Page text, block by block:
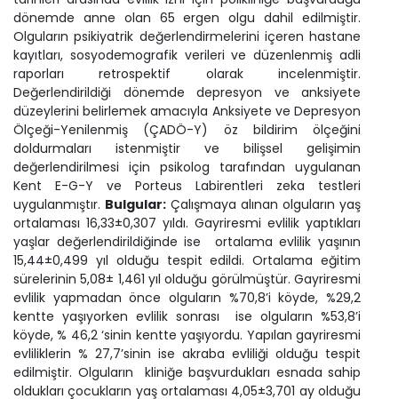
dönemde anne olan 65 ergen olgu dahil edilmiştir.
Olguların psikiyatrik değerlendirmelerini içeren hastane
kayıtları, sosyodemografik verileri ve düzenlenmiş adli
raporları retrospektif olarak incelenmiştir.
Değerlendirildiği dönemde depresyon ve anksiyete
düzeylerini belirlemek amacıyla Anksiyete ve Depresyon
Ölçeği-Yenilenmiş (ÇADÖ-Y) öz bildirim ölçeğini
doldurmaları istenmiştir ve bilişsel gelişimin
değerlendirilmesi için psikolog tarafından uygulanan
Kent E-G-Y ve Porteus Labirentleri zeka testleri
uygulanmıştır. Bulgular: Çalışmaya alınan olguların yaş
ortalaması 16,33±0,307 yıldı. Gayriresmi evlilik yaptıkları
yaşlar değerlendirildiğinde ise ortalama evlilik yaşının
15,44±0,499 yıl olduğu tespit edildi. Ortalama eğitim
sürelerinin 5,08± 1,461 yıl olduğu görülmüştür. Gayriresmi
evlilik yapmadan önce olguların %70,8’i köyde, %29,2
kentte yaşıyorken evlilik sonrası ise olguların %53,8’i
köyde, % 46,2 ‘sinin kentte yaşıyordu. Yapılan gayriresmi
evliliklerin % 27,7’sinin ise akraba evliliği olduğu tespit
edilmiştir. Olguların kliniğe başvurdukları esnada sahip
oldukları çocukların yaş ortalaması 4,05±3,701 ay olduğu